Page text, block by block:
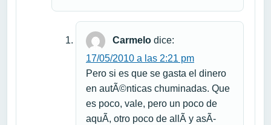
Carmelo dice:
17/05/2010 a las 2:21 pm
Pero si es que se gasta el dinero
en autÃ©nticas chuminadas. Que
es poco, vale, pero un poco de
aquÃ­, otro poco de allÃ­ y asÃ­